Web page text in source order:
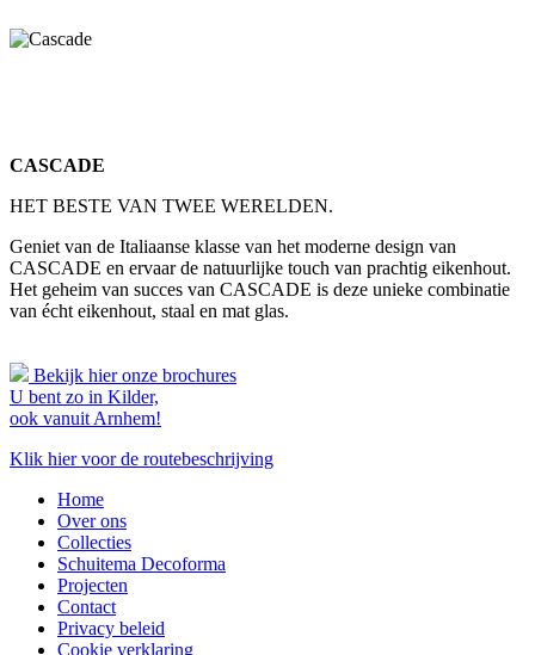
CASCADE
HET BESTE VAN TWEE WERELDEN.
Geniet van de Italiaanse klasse van het moderne design van
CASCADE en ervaar de natuurlijke touch van prachtig eikenhout.
Het geheim van succes van CASCADE is deze unieke combinatie
van écht eikenhout, staal en mat glas.
Bekijk hier onze brochures
U bent zo in Kilder,
ook vanuit Arnhem!
Klik hier voor de routebeschrijving
Home
Over ons
Collecties
Schuitema Decoforma
Projecten
Contact
Privacy beleid
Cookie verklaring